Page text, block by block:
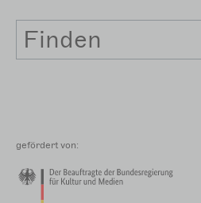
Suche
gefördert von: